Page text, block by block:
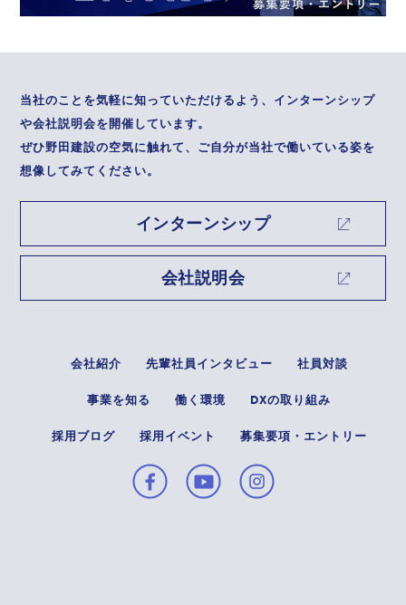
当社のことを気軽に知っていただけるよう、インターンシップ
や会社説明会を開催しています。
ぜひ野田建設の空気に触れて、ご自分が当社で働いている姿を
想像してみてください。
インターンシップ
会社説明会
会社紹介 先輩社員インタビュー 社員対談
事業を知る 働く環境 DXの取り組み
採用ブログ 採用イベント 募集要項・エントリー